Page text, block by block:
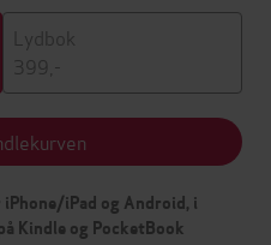
Lydbok
399,-
iPad og Android, i
Kindle og PocketBook